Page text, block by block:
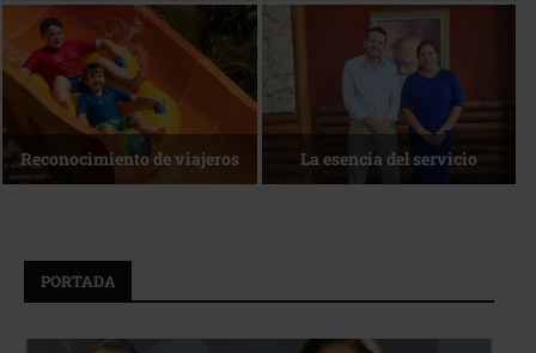
La nueva agenda de Quintana
Roo
1 de agosto • Torneo de Golf
ACOTUR
PORTADA